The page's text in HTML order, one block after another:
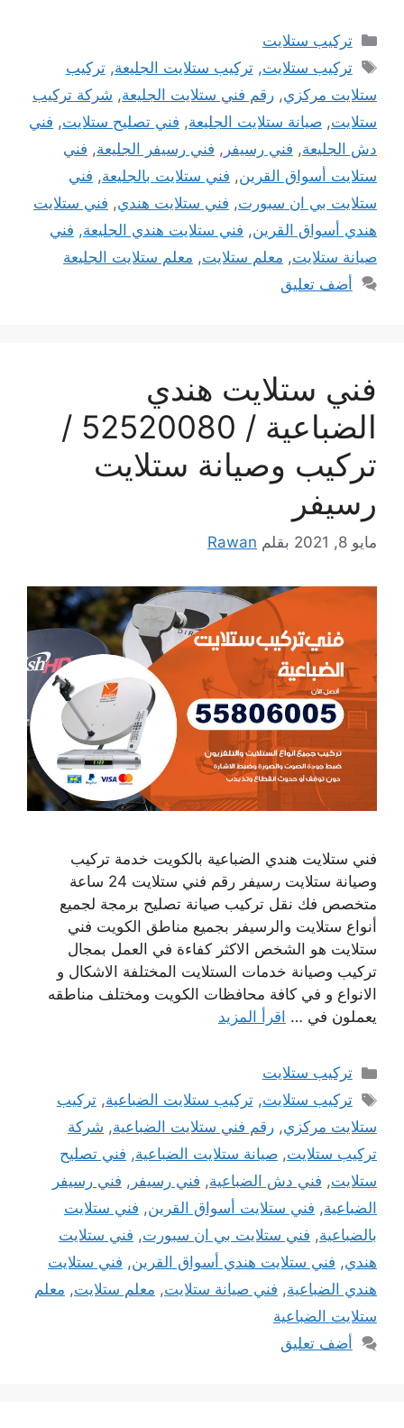
التصنيفات
تركيب ستلايت
الوسوم
تركيب ستلايت,تركيب ستلايت الجليعة,تركيب
ستلايت مركزي, رقم فني ستلايت الجليعة, شركة تركيب
ستلايت, صيانة ستلايت الجليعة, فني تصليح ستلايت, فني
دش الجليعة, فني رسيفر , فني رسيفر الجليعة, فني
ستلايت أسواق القرين, فني ستلايت بالجليعة, فني
ستلايت بي ان سبورت, فني ستلايت هندي, فني ستلايت
هندي أسواق القرين, فني ستلايت هندي الجليعة, فني
صيانة ستلايت, معلم ستلايت, معلم ستلايت الجليعة
أضف تعليق
فني ستلايت هندي
الضباعية / 52520080 /
تركيب وصيانة ستلايت
رسيفر
مايو 8, 2021 بقلم Rawan
فني ستلايت هندي الضباعية بالكويت خدمة تركيب
وصيانة ستلايت رسيفر رقم فني ستلايت 24 ساعة
متخصص فك نقل تركيب صيانة تصليح برمجة لجميع
أنواع ستلايت والرسيفر بجميع مناطق الكويت فني
ستلايت هو الشخص الاكثر كفاءة في العمل بمجال
تركيب وصيانة خدمات الستلايت المختلفة الاشكال و
الانواع و في كافة محافظات الكويت ومختلف مناطقه
يعملون في … اقرأ المزيد
التصنيفات
تركيب ستلايت
الوسوم
تركيب ستلايت,تركيب ستلايت الضباعية,تركيب
ستلايت مركزي, رقم فني ستلايت الضباعية, شركة
تركيب ستلايت, صيانة ستلايت الضباعية, فني تصليح
ستلايت, فني دش الضباعية, فني رسيفر , فني رسيفر
الضباعية, فني ستلايت أسواق القرين, فني ستلايت
بالضباعية, فني ستلايت بي ان سبورت, فني ستلايت
هندي, فني ستلايت هندي أسواق القرين, فني ستلايت
هندي الضباعية, فني صيانة ستلايت, معلم ستلايت, معلم
ستلايت الضباعية
أضف تعليق